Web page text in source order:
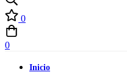
0
0
Inicio